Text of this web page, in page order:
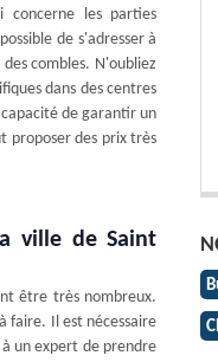
les parties
de s'adresser à
combles. N'oubliez
dans des centres
de garantir un
proposer des prix très
ville de Saint
être très nombreux.
faire. Il est nécessaire
un expert de prendre